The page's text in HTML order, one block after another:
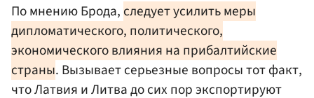
По мнению Брода, следует усилить меры
дипломатического, политического,
экономического влияния на прибалтийские
страны. Вызывает серьезные вопросы тот факт,
что Латвия и Литва до сих пор экспортируют